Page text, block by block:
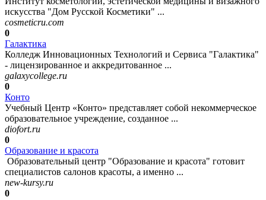
искусства "Дом Русской Косметики" ...
cosmeticru.com
0
Галактика
Колледж Инновационных Технологий и Сервиса "Галактика"
- лицензированное и аккредитованное ...
galaxycollege.ru
0
Конто
Учебный Центр «Конто» представляет собой некоммерческое
образовательное учреждение, созданное ...
diofort.ru
0
Образование и красота
Образовательный центр "Образование и красота" готовит
специалистов салонов красоты, а именно ...
new-kursy.ru
0